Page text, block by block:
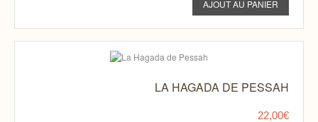
LA HAGADA DE PESSAH
22,00€